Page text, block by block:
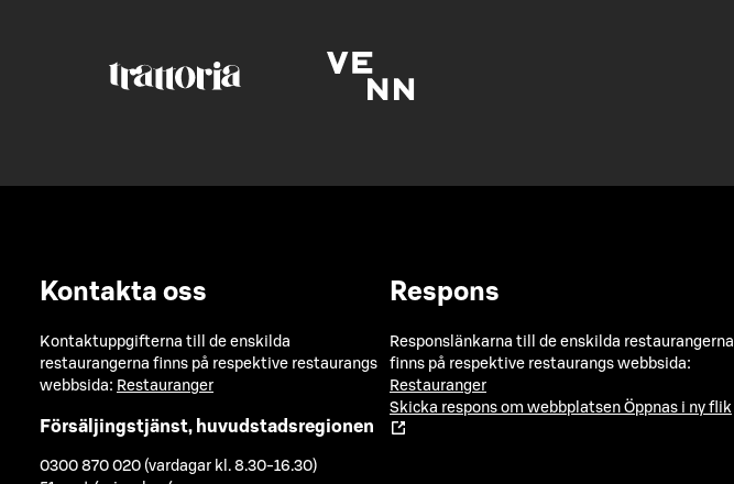
Kontakta oss
Kontaktuppgifterna till de enskilda
restaurangerna finns på respektive restaurangs
webbsida: Restauranger
Försäljingstjänst, huvudstadsregionen
0300 870 020 (vardagar kl. 8.30-16.30)
Respons
Responslänkarna till de enskilda restaurangerna
finns på respektive restaurangs webbsida:
Restauranger
Skicka respons om webbplatsen Öppnas i ny flik